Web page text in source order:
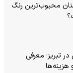
محبوب‌ترین رنگ
تبریز؛ معرفی
هزینه‌ها